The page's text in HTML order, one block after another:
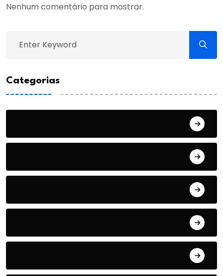
Nenhum comentário para mostrar.
Categorias